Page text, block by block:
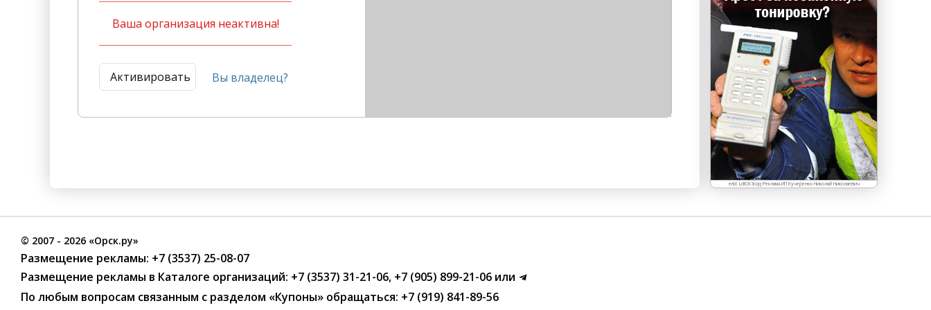
Ваша организация неактивна!
Активировать Вы владелец?
erid: LdtCK3cqq Реклама.ИП Кучеренко Николай Николаевич
© 2007 - 2026 «Орск.ру»
Размещение рекламы: +7 (3537) 25-08-07
Размещение рекламы в Каталоге организаций: +7 (3537) 31-21-06, +7 (905) 899-21-06 или
По любым вопросам связанным с разделом «Купоны» обращаться: +7 (919) 841-89-56